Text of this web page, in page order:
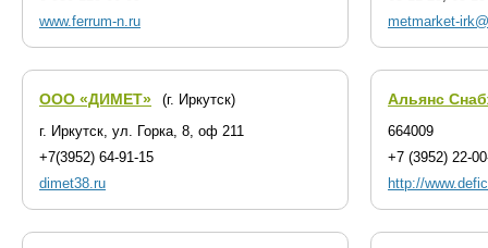
www.ferrum-n.ru
metmarket-
ООО «ДИМЕТ»
(г. Иркутск)
г. Иркутск, ул. Горка, 8, оф 211
+7(3952) 64-91-15
dimet38.ru
Альянс
664009
+7 (3952) 22-
http://